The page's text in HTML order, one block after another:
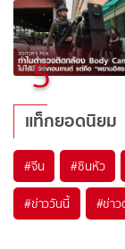
5
แท็กยอดนิยม
#จีน #ซินหัว
#ข่าววันนี้ #ข่าว